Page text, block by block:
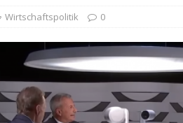
Wirtschaftspolitik 0